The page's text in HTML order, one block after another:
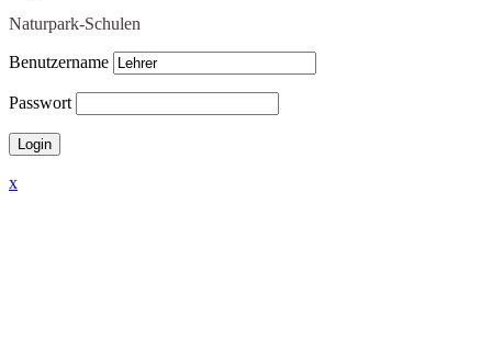
Naturpark-Schulen
Benutzername
Passwort
x